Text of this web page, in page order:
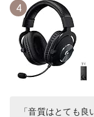
4
「音質はとても